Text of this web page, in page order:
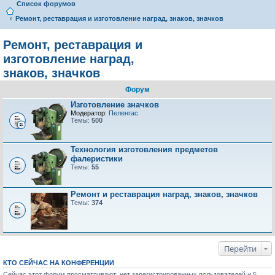
Список форумов
Ремонт, реставрация и изготовление наград, знаков, значков
Ремонт, реставрация и
изготовление наград,
знаков, значков
Форум
Изготовление значков
Модератор: Пеленгас
Темы: 500
Технология изготовления предметов
фалеристики
Темы: 55
Ремонт и реставрация наград, знаков, значков
Темы: 374
Перейти
КТО СЕЙЧАС НА КОНФЕРЕНЦИИ